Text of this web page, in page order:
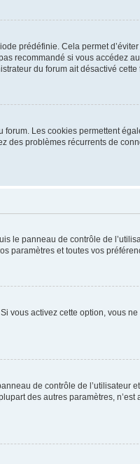
prédéfinie. Cela permet
recommandé si vous accédez
du forum ait désactivé cette
Les cookies permettent
des problèmes récurrents de
le panneau de contrôle de
paramètres et toutes vos
vous activez cette option, vous
de contrôle de l’utilisateur
des autres paramètres, n’est